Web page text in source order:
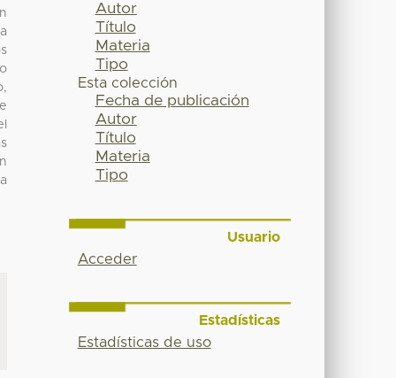
Autor
Título
Materia
Tipo
Esta colección
Fecha de publicación
Autor
Título
Materia
Tipo
Usuario
Acceder
Estadísticas
Estadísticas de uso